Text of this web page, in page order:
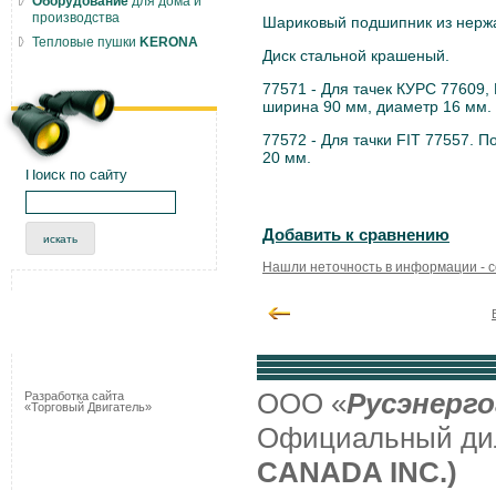
Шариковый подшипник из
Диск стальной крашеный.
77571 - Для тачек КУРС
ширина 90 мм, диаметр 16 мм.
77572 - Для тачки FIT 77557.
20 мм.
Добавить к сравнению
Нашли неточность в информации -
производства
Тепловые пушки KERONA
Поиск по сайту
Разработка сайта
«Торговый Двигатель»
ООО «
Официальный
CANADA INC.)